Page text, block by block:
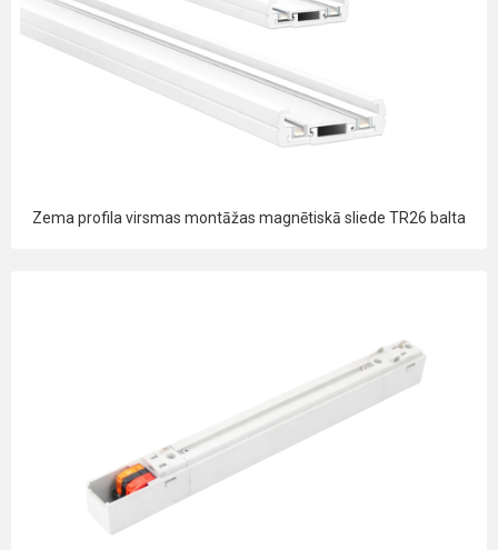
Zema profila virsmas montāžas magnētiskā sliede TR26 balta